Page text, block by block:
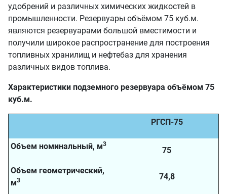
удобрений и различных химических жидкостей в
промышленности. Резервуары объёмом 75 куб.м.
являются резервуарами большой вместимости и
получили широкое распространение для построения
топливных хранилищ и нефтебаз для хранения
различных видов топлива.
Характеристики подземного резервуара объёмом 75
куб.м.
РГСП-75
Объем номинальный, м3
75
Объем геометрический,
м3 74,8